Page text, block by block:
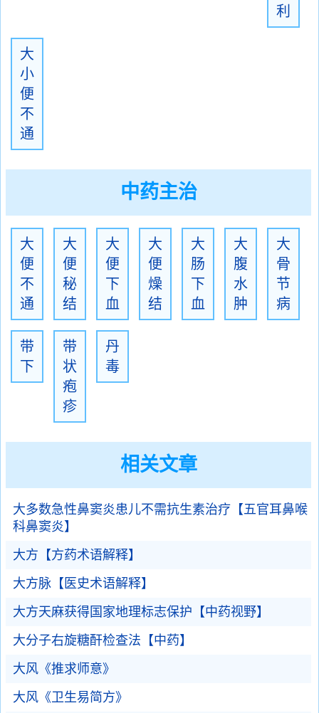
利
大
小
便
不
通
中药主治
大
便
不
通
大
便
秘
结
大
便
下
血
大
便
燥
结
大
肠
下
血
大
腹
水
肿
大
骨
节
病
带
下
带
状
疱
疹
丹
毒
相关文章
大多数急性鼻窦炎患儿不需抗生素治疗【五官耳鼻喉
科鼻窦炎】
大方【方药术语解释】
大方脉【医史术语解释】
大方天麻获得国家地理标志保护【中药视野】
大分子右旋糖酐检查法【中药】
大风《推求师意》
大风《卫生易简方》